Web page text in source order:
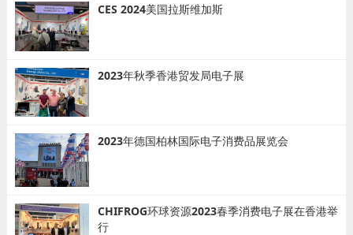
CES 2024美国拉斯维加斯
2023年秋季香港贸发局电子展
2023年德国柏林国际电子消费品展览会
CHIFROG环球资源2023春季消费电子展在香港举
行